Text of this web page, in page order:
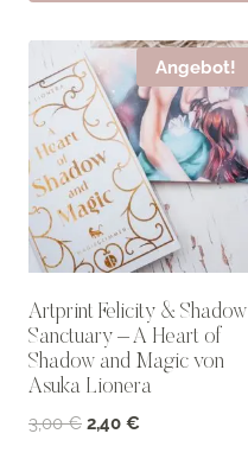
Angebot!
Artprint Felicity & Shadow
Sanctuary – A Heart of
Shadow and Magic von
Asuka Lionera
3,00€ Ursprünglicher
2,40 €